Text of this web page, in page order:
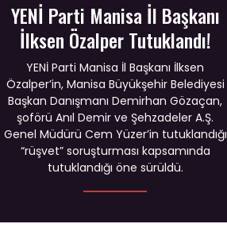
YENİ Parti Manisa İl Başkanı
İlksen Özalper Tutuklandı!
YENİ Parti Manisa İl Başkanı İlksen
Özalper’in, Manisa Büyükşehir Belediyesi
Başkan Danışmanı Demirhan Gözaçan,
şoförü Anıl Demir ve Şehzadeler A.Ş.
Genel Müdürü Cem Yüzer’in tutuklandığı
“rüşvet” soruşturması kapsamında
tutuklandığı öne sürüldü.